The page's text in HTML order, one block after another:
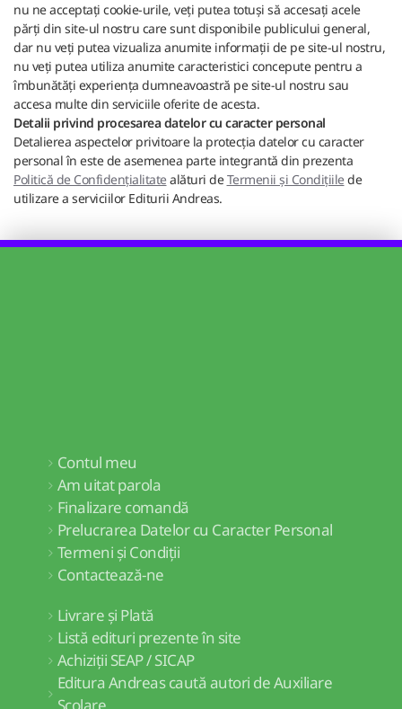
nu ne acceptați cookie-urile, veți putea totuși să accesați acele
părți din site-ul nostru care sunt disponibile publicului general,
dar nu veți putea vizualiza anumite informații de pe site-ul nostru,
nu veți putea utiliza anumite caracteristici concepute pentru a
îmbunătăți experiența dumneavoastră pe site-ul nostru sau
accesa multe din serviciile oferite de acesta.
Detalii privind procesarea datelor cu caracter personal
Detalierea aspectelor privitoare la protecția datelor cu caracter
personal în este de asemenea parte integrantă din prezenta
Politică de Confidențialitatealături deTermenii și Condițiilede
utilizare a serviciilor Editurii Andreas.
Contul meu
Am uitat parola
Finalizare comandă
Prelucrarea Datelor cu Caracter Personal
Termeni și Condiții
Contactează-ne
Livrare și Plată
Listă edituri prezente în site
Achiziții SEAP / SICAP
Editura Andreas caută autori de Auxiliare